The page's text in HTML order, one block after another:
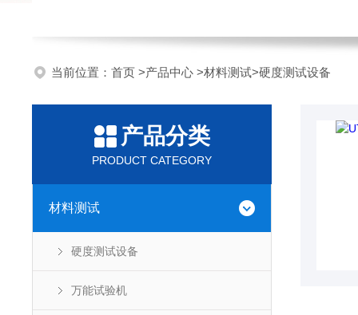
当前位置： 首页 >产品中心 >材料测试>硬度测试设备
产品分类
PRODUCT CATEGORY
材料测试
硬度测试设备
万能试验机